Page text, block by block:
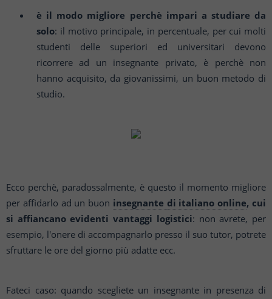
è il modo migliore perchè impari a studiare da
solo: il motivo principale, in percentuale, per cui molti
studenti delle superiori ed universitari devono
ricorrere ad un insegnante privato, è perchè non
hanno acquisito, da giovanissimi, un buon metodo di
studio.
Ecco perchè, paradossalmente, è questo il momento migliore
per affidarlo ad un buon insegnante di italiano online, cui
si affiancano evidenti vantaggi logistici: non avrete, per
esempio, l'onere di accompagnarlo presso il suo tutor, potrete
sfruttare le ore del giorno più adatte ecc.
Fateci caso: quando scegliete un insegnante in presenza di